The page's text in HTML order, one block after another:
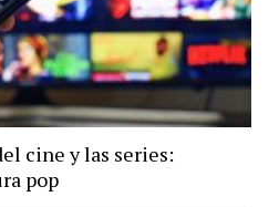
cine y las series:
pop